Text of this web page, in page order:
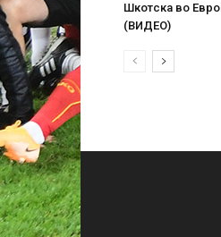
Шкотска во
(ВИДЕО)